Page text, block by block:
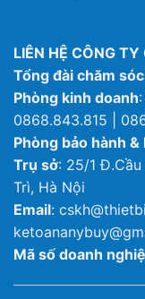
LIÊN HỆ CÔNG
Tổng đài chăm
Phòng kinh doanh
0868.843.815 |
Phòng bảo hành
Trụ sở: 25/1 Đ.Cầu
Trì, Hà Nội
Email:
Mã số doanh